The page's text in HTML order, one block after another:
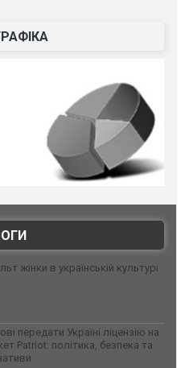
жінки в українській культурі
передати Україні ліцензію на
Patriot: політика, безпека та